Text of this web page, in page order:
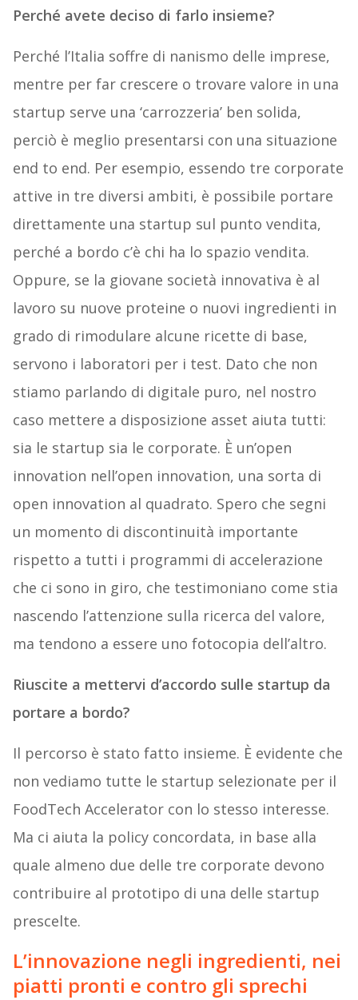
Perché avete deciso di farlo insieme?
Perché l’Italia soffre di nanismo delle imprese,
mentre per far crescere o trovare valore in una
startup serve una ‘carrozzeria’ ben solida,
perciò è meglio presentarsi con una situazione
end to end. Per esempio, essendo tre corporate
attive in tre diversi ambiti, è possibile portare
direttamente una startup sul punto vendita,
perché a bordo c’è chi ha lo spazio vendita.
Oppure, se la giovane società innovativa è al
lavoro su nuove proteine o nuovi ingredienti in
grado di rimodulare alcune ricette di base,
servono i laboratori per i test. Dato che non
stiamo parlando di digitale puro, nel nostro
caso mettere a disposizione asset aiuta tutti:
sia le startup sia le corporate. È un’open
innovation nell’open innovation, una sorta di
open innovation al quadrato. Spero che segni
un momento di discontinuità importante
rispetto a tutti i programmi di accelerazione
che ci sono in giro, che testimoniano come stia
nascendo l’attenzione sulla ricerca del valore,
ma tendono a essere uno fotocopia dell’altro.
Riuscite a mettervi d’accordo sulle startup da
portare a bordo?
Il percorso è stato fatto insieme. È evidente che
non vediamo tutte le startup selezionate per il
FoodTech Accelerator con lo stesso interesse.
Ma ci aiuta la policy concordata, in base alla
quale almeno due delle tre corporate devono
contribuire al prototipo di una delle startup
prescelte.
L’innovazione negli ingredienti, nei
piatti pronti e contro gli sprechi